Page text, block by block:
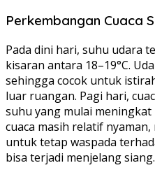
Perkembangan Cuaca
Pada dini hari, suhu udara
kisaran antara 18–19°C.
sehingga cocok untuk
luar ruangan. Pagi hari,
suhu yang mulai meningkat
cuaca masih relatif
untuk tetap waspada
bisa terjadi menjelang siang.